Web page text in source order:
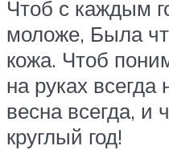
Чтоб с каждым
моложе, Была
кожа. Чтоб
на руках
весна всегда,
круглый год!